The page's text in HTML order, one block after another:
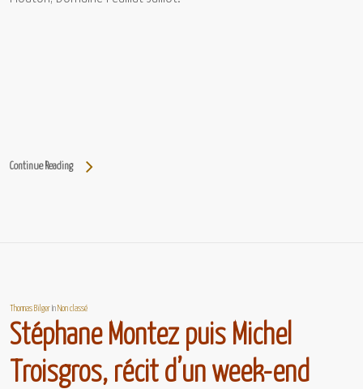
Continue Reading
Thomas Bilger InNon classé
Stéphane Montez puis Michel
Troisgros, récit d’un week-end